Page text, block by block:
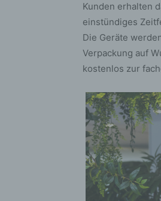
Kunden erhalten
einstündiges
Die Geräte
Verpackung auf
kostenlos zur